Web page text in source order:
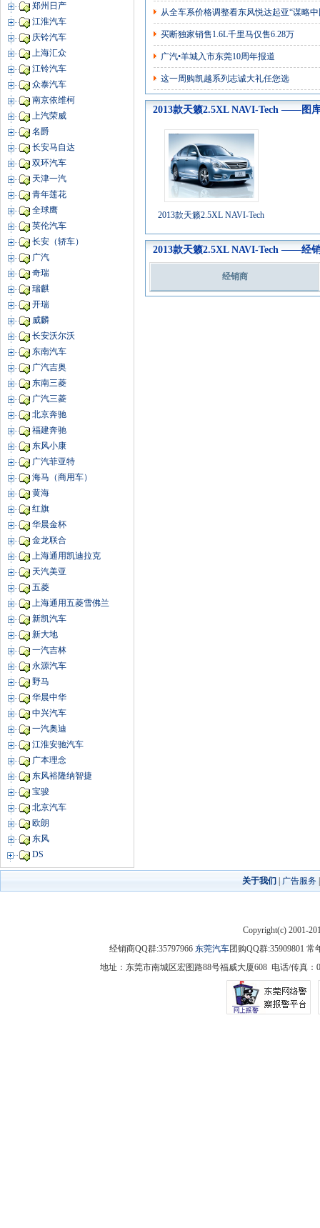
从全车系价格调整看东风悦达起亚“谋略中
买断独家销售1.6L千里马仅售6.28万
广汽•羊城入市东莞10周年报道
这一周购凯越系列志诚大礼任您选
2013款天籁2.5XL NAVI-Tech ——图
2013款天籁2.5XL NAVI-Tech
2013款天籁2.5XL NAVI-Tech ——经
经销商
郑州日产
江淮汽车
庆铃汽车
上海汇众
江铃汽车
众泰汽车
南京依维柯
上汽荣威
名爵
长安马自达
双环汽车
天津一汽
青年莲花
全球鹰
英伦汽车
长安（轿车）
广汽
奇瑞
瑞麒
开瑞
威麟
长安沃尔沃
东南汽车
广汽吉奥
东南三菱
广汽三菱
北京奔驰
福建奔驰
东风小康
广汽菲亚特
海马（商用车）
黄海
红旗
华晨金杯
金龙联合
上海通用凯迪拉克
天汽美亚
五菱
上海通用五菱雪佛兰
新凯汽车
新大地
一汽吉林
永源汽车
野马
华晨中华
中兴汽车
一汽奥迪
江淮安驰汽车
广本理念
东风裕隆纳智捷
宝骏
北京汽车
欧朗
东风
DS
关于我们 广告服务
Copyright(c) 2001-
经销商QQ群:35797966 东莞汽车团购QQ群:35909801
地址：东莞市南城区宏图路88号福威大厦608 电话/传真：